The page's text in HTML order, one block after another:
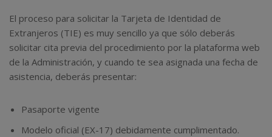
El proceso para solicitar la Tarjeta de Identidad de
Extranjeros (TIE) es muy sencillo ya que sólo deberás
solicitar cita previa del procedimiento por la plataforma web
de la Administración, y cuando te sea asignada una fecha de
asistencia, deberás presentar:
Pasaporte vigente
Modelo oficial (EX-17) debidamente cumplimentado.